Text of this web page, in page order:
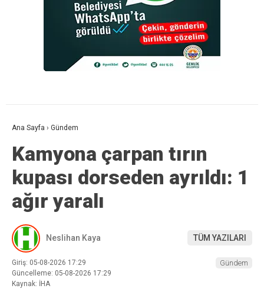
Ana Sayfa › Gündem
Kamyona çarpan tırın
kupası dorseden ayrıldı: 1
ağır yaralı
Neslihan Kaya TÜM YAZILARI
Giriş: 05-08-2026 17:29
Güncelleme: 05-08-2026 17:29
Kaynak: İHA
Gündem